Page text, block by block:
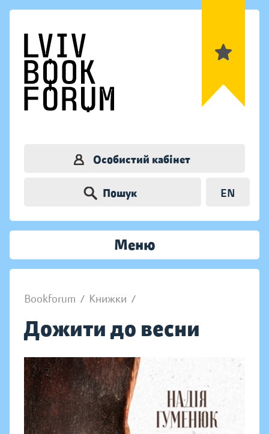
Особистий кабінет
Пошук EN
Меню
Bookforum / Книжки /
Дожити до весни